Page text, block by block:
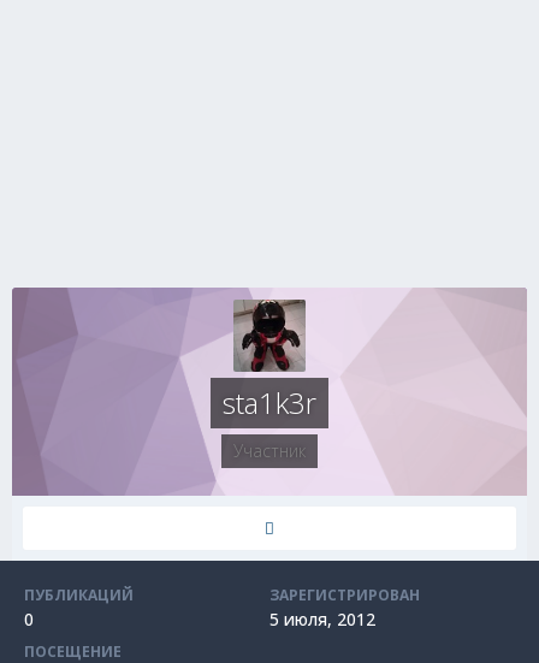
sta1k3r
Участник
ПУБЛИКАЦИЙ
0
ЗАРЕГИСТРИРОВАН
5 июля, 2012
ПОСЕЩЕНИЕ